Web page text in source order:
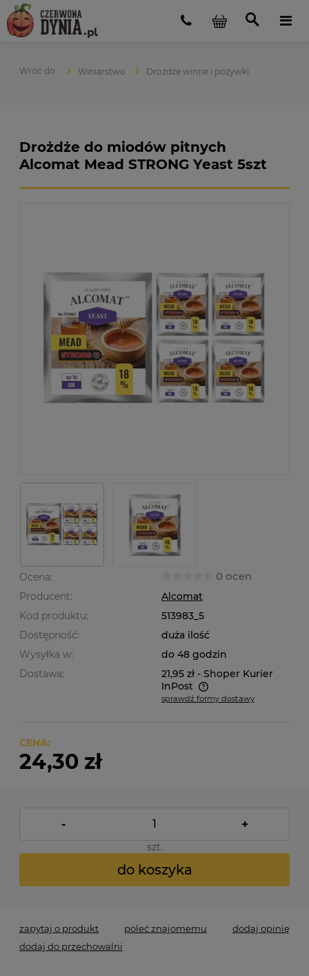
Winiarstwo Drożdże winne i pożywki
Drożdże do miodów pitnych
Alcomat Mead STRONG Yeast 5szt
Ocena: 0 ocen
Producent:
Alcomat
Kod produktu:
513983_5
Dostępność:
duża ilość
Wysyłka w:
do 48 godzin
Dostawa:
21,95 zł - Shoper Kurier
InPost
Cena nie zawiera ewentualnych kosztów płatności
sprawdź formy dostawy
CENA:
24,30 zł
- +
szt.
do koszyka
zapytaj o produkt poleć znajomemu
dodaj opinię
dodaj do przechowalni